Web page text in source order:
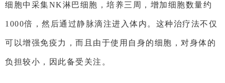
细胞中采集NK淋巴细胞，培养三周，增加细胞数量约
1000倍，然后通过静脉滴注进入体内。这种治疗法不仅
可以增强免疫力，而且由于使用自身的细胞，对身体的
负担较小，因此备受关注。